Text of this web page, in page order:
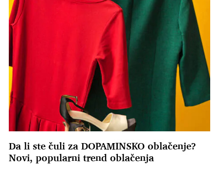
Da li ste čuli za DOPAMINSKO oblačenje?
Novi, popularni trend oblačenja